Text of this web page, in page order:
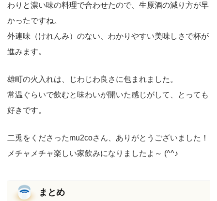
わりと濃い味の料理で合わせたので、生原酒の減り方が早
かったですね。
外連味（けれんみ）のない、わかりやすい美味しさで杯が
進みます。
雄町の火入れは、じわじわ良さに包まれました。
常温ぐらいで飲むと味わいが開いた感じがして、とっても
好きです。
二兎をくださったmu2coさん、ありがとうございました！
メチャメチャ楽しい家飲みになりましたよ～ (^^♪
まとめ